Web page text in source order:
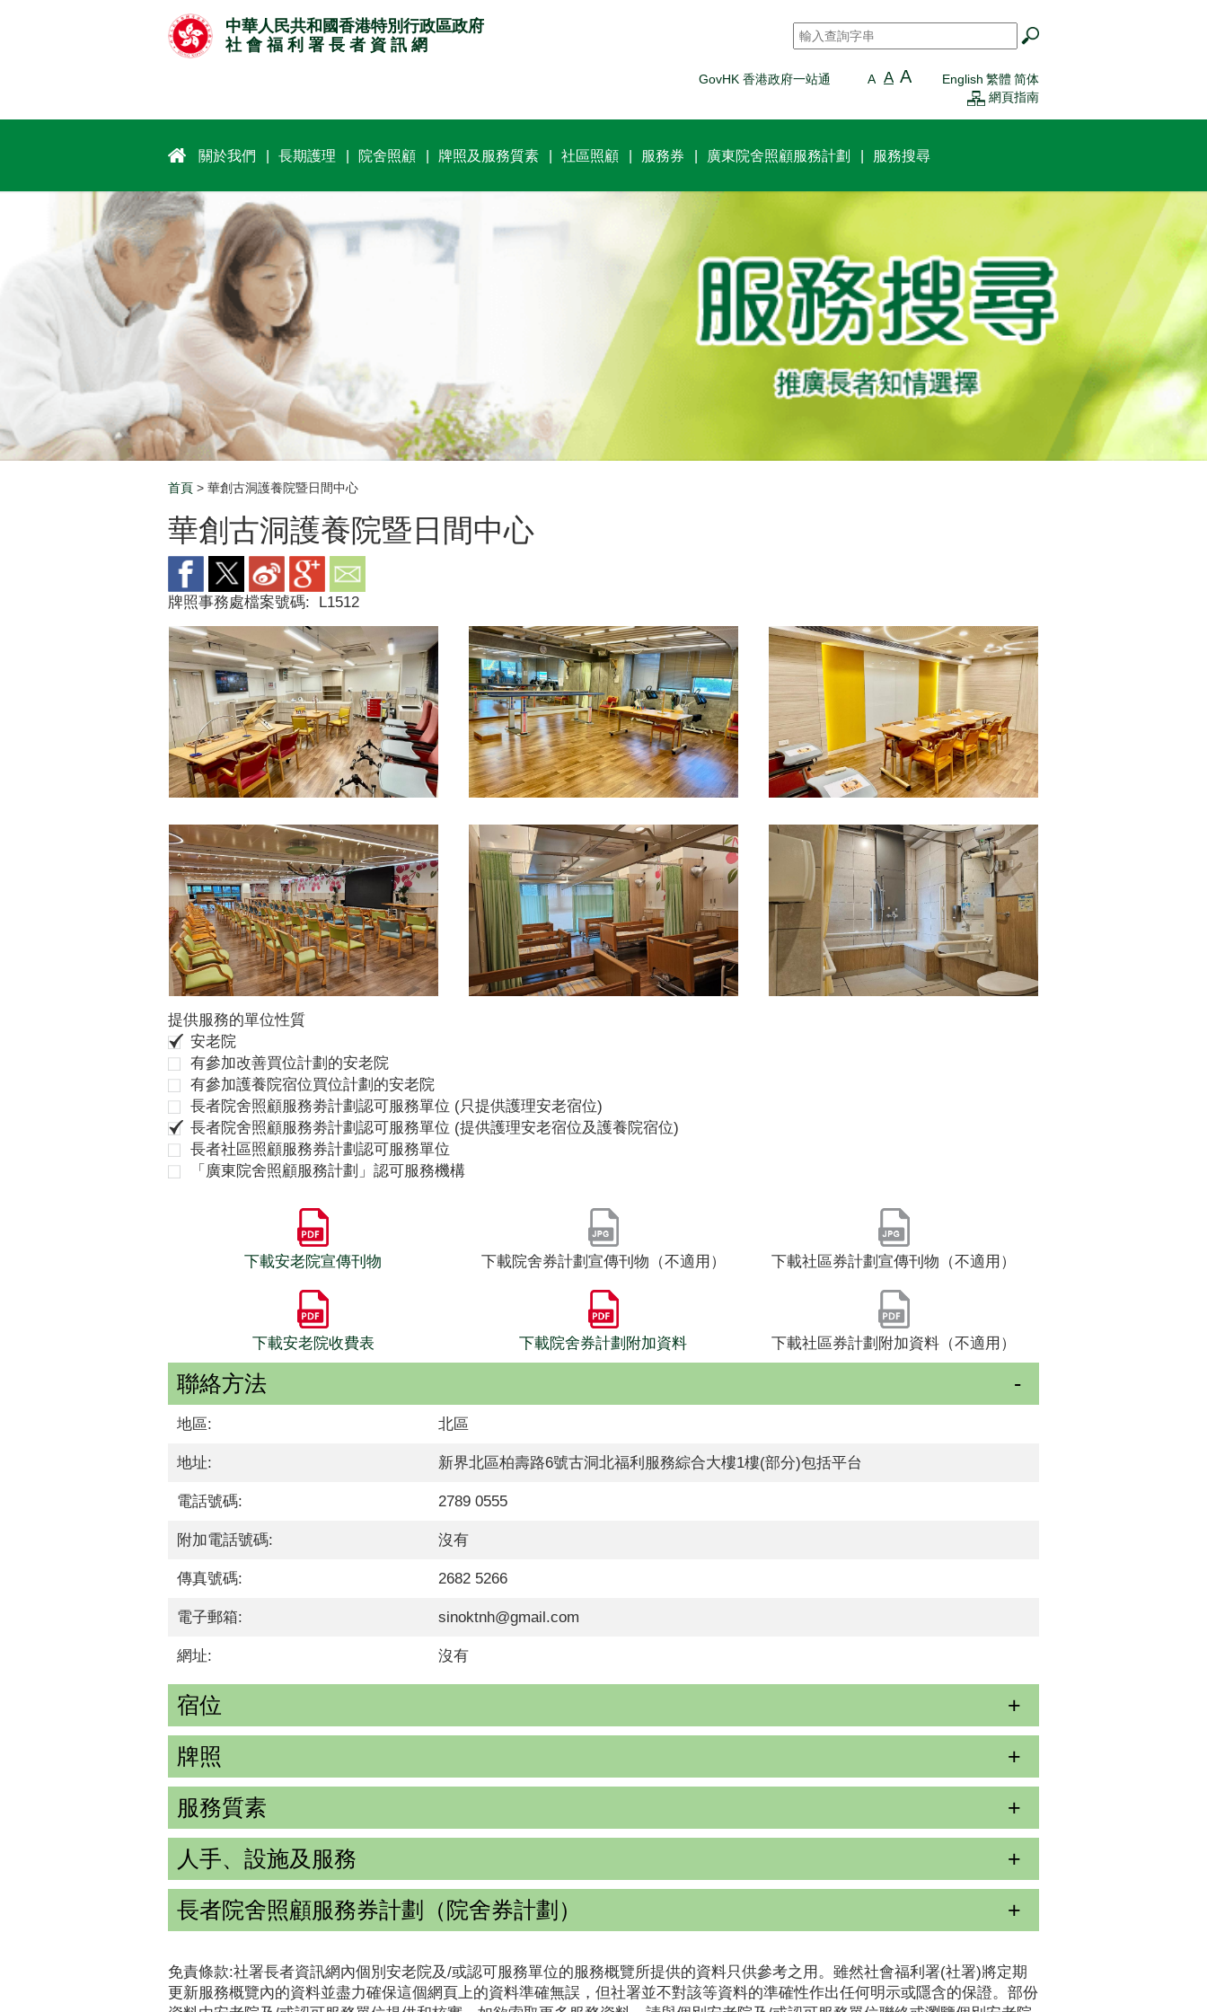
中華人民共和國香港特別行政區政府
社 會 福 利 署 長 者 資 訊 網
搜尋 *
GovHK 香港政府一站通 A A A English 繁體 简体
網頁指南
關於我們 長期護理 院舍照顧 牌照及服務質素 社區照顧 服務券 廣東院舍照顧服務計劃 服務搜尋
Breadcrumb
首頁 > 華創古洞護養院暨日間中心
華創古洞護養院暨日間中心
牌照事務處檔案號碼: L1512
提供服務的單位性質
安老院
有參加改善買位計劃的安老院
有參加護養院宿位買位計劃的安老院
長者院舍照顧服務劵計劃認可服務單位 (只提供護理安老宿位)
長者院舍照顧服務劵計劃認可服務單位 (提供護理安老宿位及護養院宿位)
長者社區照顧服務券計劃認可服務單位
「廣東院舍照顧服務計劃」認可服務機構
下載安老院宣傳刊物 下載院舍券計劃宣傳刊物（不適用） 下載社區券計劃宣傳刊物（不適用）
下載安老院收費表 下載院舍券計劃附加資料 下載社區券計劃附加資料（不適用）
聯絡方法
地區: 北區
地址: 新界北區柏壽路6號古洞北福利服務綜合大樓1樓(部分)包括平台
電話號碼: 2789 0555
附加電話號碼: 沒有
傳真號碼: 2682 5266
電子郵箱: sinoktnh@gmail.com
網址: 沒有
宿位
牌照
服務質素
人手、設施及服務
長者院舍照顧服務券計劃（院舍券計劃）
免責條款:社署長者資訊網內個別安老院及/或認可服務單位的服務概覽所提供的資料只供參考之用。雖然社會福利署(社署)將定期
更新服務概覽內的資料並盡力確保這個網頁上的資料準確無誤，但社署並不對該等資料的準確性作出任何明示或隱含的保證。部份